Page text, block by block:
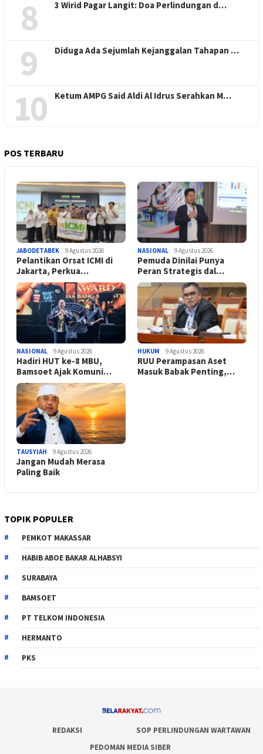
8 3 Wirid Pagar Langit: Doa Perlindungan d…
9 Diduga Ada Sejumlah Kejanggalan Tahapan …
10 Ketum AMPG Said Aldi Al Idrus Serahkan M…
POS TERBARU
JABODETABEK 9 Agustus 2026
Pelantikan Orsat ICMI di
Jakarta, Perkua…
NASIONAL 9 Agustus 2026
Pemuda Dinilai Punya
Peran Strategis dal…
NASIONAL 9 Agustus 2026
Hadiri HUT ke-8 MBU,
Bamsoet Ajak Komuni…
HUKUM 9 Agustus 2026
RUU Perampasan Aset
Masuk Babak Penting,…
TAUSYIAH 9 Agustus 2026
Jangan Mudah Merasa
Paling Baik
TOPIK POPULER
PEMKOT MAKASSAR
HABIB ABOE BAKAR ALHABSYI
SURABAYA
BAMSOET
PT TELKOM INDONESIA
HERMANTO
PKS
REDAKSI
SOP PERLINDUNGAN WARTAWAN
PEDOMAN MEDIA SIBER